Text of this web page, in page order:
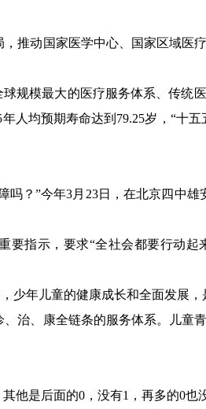
推动国家医学中心、国家区域医
规模最大的医疗服务体系、传统
人均预期寿命达到79.25岁，“十
吗？”今年3月23日，在北京四中
要指示，要求“全社会都要行动
少年儿童的健康成长和全面发展，
治、康全链条的服务体系。儿童
他是后面的0，没有1，再多的0也